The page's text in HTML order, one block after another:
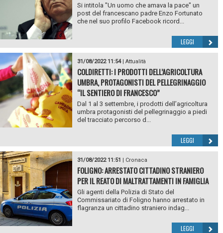
Si intitola "Un uomo che amava la pace" un
post del francescano padre Enzo Fortunato
che nel suo profilo Facebook ricord...
LEGGI
31/08/2022 11:54| Attualità
COLDIRETTI: I PRODOTTI DELL’AGRICOLTURA
UMBRA, PROTAGONISTI DEL PELLEGRINAGGIO
“IL SENTIERO DI FRANCESCO”
Dal 1 al 3 settembre, i prodotti dell’agricoltura
umbra protagonisti del pellegrinaggio a piedi
del tracciato percorso d...
LEGGI
31/08/2022 11:51 | Cronaca
FOLIGNO: ARRESTATO CITTADINO STRANIERO
PER IL REATO DI MALTRATTAMENTI IN FAMIGLIA
Gli agenti della Polizia di Stato del
Commissariato di Foligno hanno arrestato in
flagranza un cittadino straniero indag...
LEGGI